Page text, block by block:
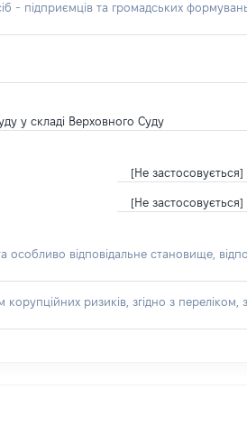
- підприємців та громадських
у складі Верховного Суду
[Не застосовується]
[Не застосовується]
відповідальне становище,
ризиків, згідно з